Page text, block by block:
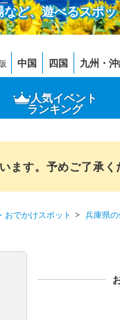
ど、遊べるスポ
中国 四国 九州・
人気イベント
ランキング
す。予めご了承く
おでかけスポット
兵庫県